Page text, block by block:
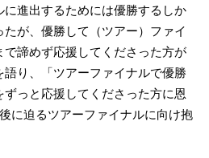
進出するためには優勝するしか
が、優勝して（ツアー）ファイ
諦めず応援してくださった方が
り、「ツアーファイナルで優勝
っと応援してくださった方に恩
に迫るツアーファイナルに向け抱